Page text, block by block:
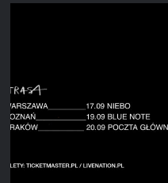
rozdział